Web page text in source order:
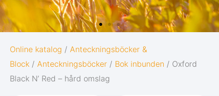
OXFORD
ORIGINS
Online katalog / Anteckningsböcker &
Block / Anteckningsböcker / Bok inbunden / Oxford
Black N’ Red – hård omslag